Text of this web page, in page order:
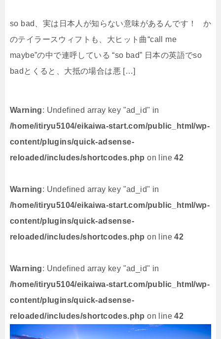
so bad、実は日本人が知らない意味があるんです！ か
のテイラースウィフトも、大ヒット曲“call me
maybe”の中で連呼している “so bad” 日本の英語でso
badとくると、大抵の場合は悪 […]
Warning: Undefined array key "ad_id" in
/home/itiryu5104/eikaiwa-start.com/public_html/wp-
content/plugins/quick-adsense-
reloaded/includes/shortcodes.php on line42
Warning: Undefined array key "ad_id" in
/home/itiryu5104/eikaiwa-start.com/public_html/wp-
content/plugins/quick-adsense-
reloaded/includes/shortcodes.php on line42
Warning: Undefined array key "ad_id" in
/home/itiryu5104/eikaiwa-start.com/public_html/wp-
content/plugins/quick-adsense-
reloaded/includes/shortcodes.php on line42